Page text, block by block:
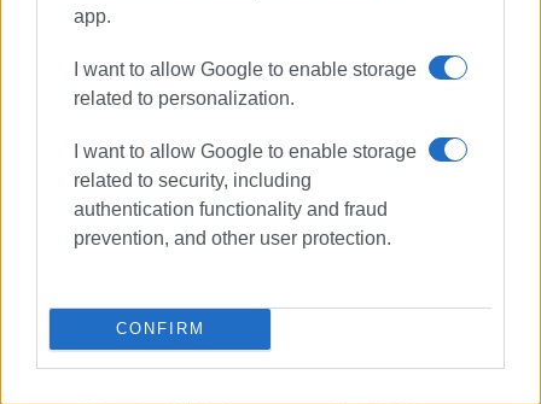
app.
I want to allow Google to enable storage
related to personalization.
I want to allow Google to enable storage
related to security, including
authentication functionality and fraud
prevention, and other user protection.
CONFIRM